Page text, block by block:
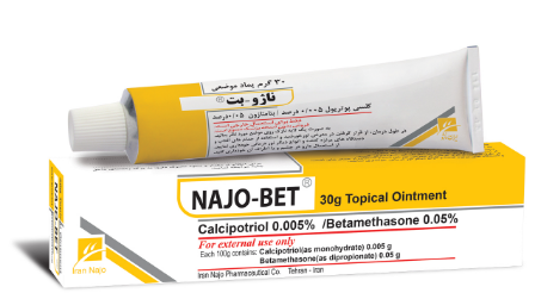
ژل موضعی ناژو- بت ® (کلسی پوتریول / بتامتازون)
بزرگنمایی توضیحات بیشتر